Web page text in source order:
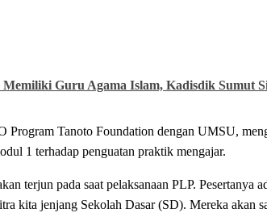
Memiliki Guru Agama Islam, Kadisdik Sumut
Tanoto Foundation dengan UMSU,
1 terhadap penguatan praktik mengajar.
terjun pada saat pelaksanaan PLP. Pesertanya
kita jenjang Sekolah Dasar (SD). Mereka akan